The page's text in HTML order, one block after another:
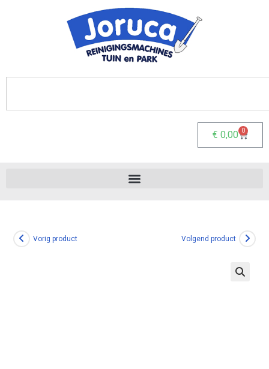
€ 0,00 0
Vorig product Volgend product